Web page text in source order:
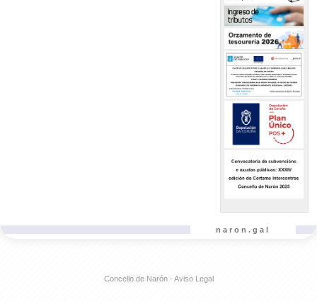
naron.gal
Concello de Narón - Aviso Legal